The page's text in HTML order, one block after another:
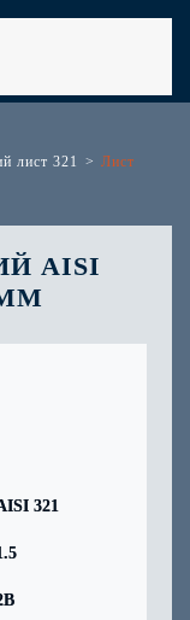
лист 321
Лист
AISI
ММ
321